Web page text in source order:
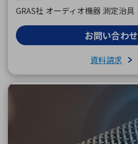
GRAS社 オーディオ機器 測定治具
お問い合わせ
資料請求